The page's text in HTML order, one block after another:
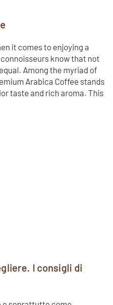
it comes to enjoying a
know that not
Among the myriad of
Arabica Coffee stands
taste and rich aroma. This
I consigli di